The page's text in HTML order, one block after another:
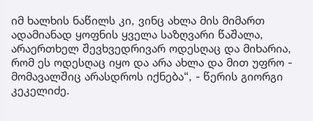
იმ ხალხის ნაწილს კი, ვინც ახლა მის მიმართ
ადამიანად ყოფნის ყველა საზღვარი წაშალა,
არაერთხელ შევხვედრივარ ოდესღაც და მიხარია,
რომ ეს ოდესღაც იყო და არა ახლა და მით უფრო -
მომავალშიც არასდროს იქნება“, - წერის გიორგი
კეკელიძე.